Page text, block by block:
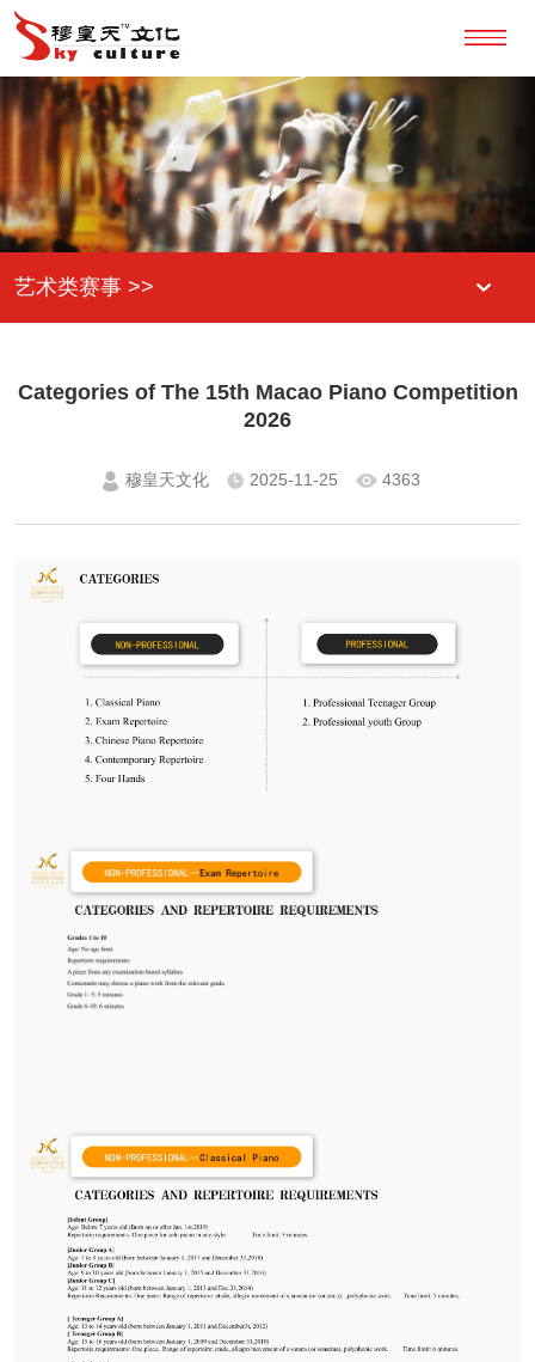
艺术类赛事 >>
Categories of The 15th Macao Piano Competition
2026
穆皇天文化 2025-11-25 4363